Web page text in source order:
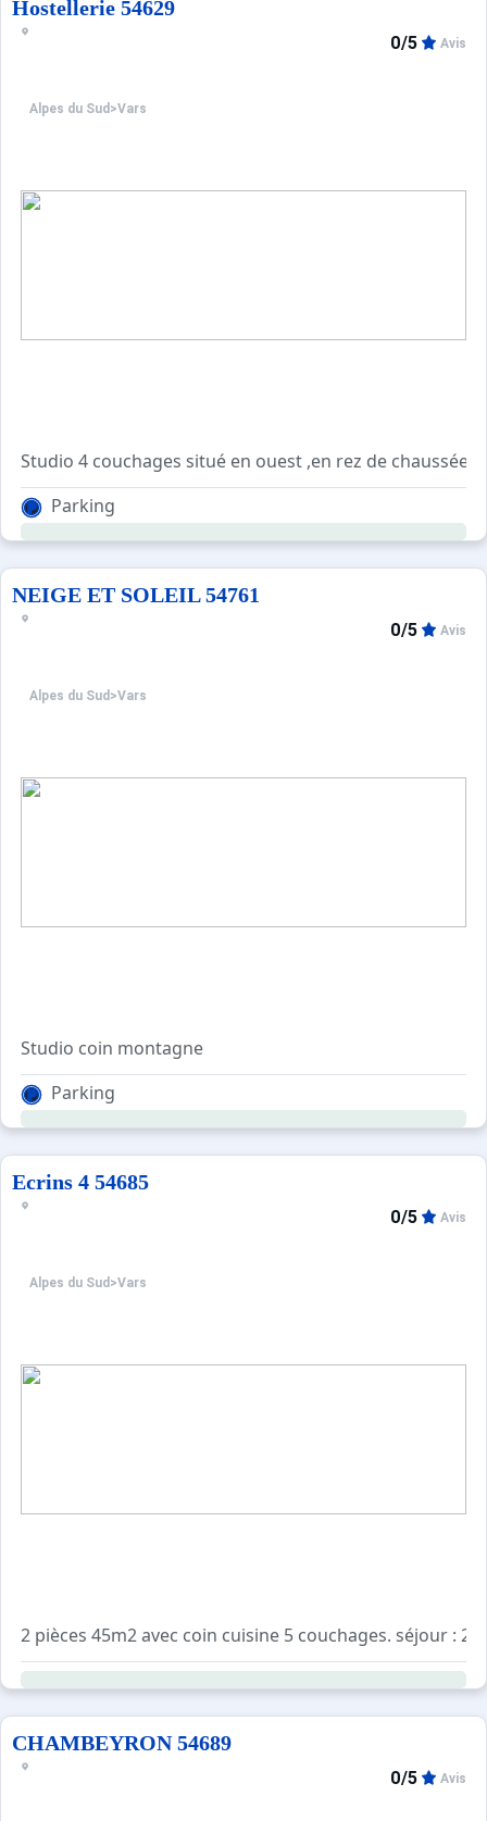
Hostellerie 54629
Alpes du Sud >Vars
0/5 Avis
Studio 4 couchages situé en ouest ,en rez de
Parking
NEIGE ET SOLEIL 54761
Alpes du Sud >Vars
0/5 Avis
Studio coin montagne
Entrée avec alcove lits superposés
Séjour avec cuisine équipée et canapé convertible
salle d'eau et WC séparé.
Parking
Ecrins 4 54685
Alpes du Sud >Vars
0/5 Avis
2 pièces 45m2 avec coin cuisine 5 couchages. séjour :
CHAMBEYRON 54689
0/5 Avis